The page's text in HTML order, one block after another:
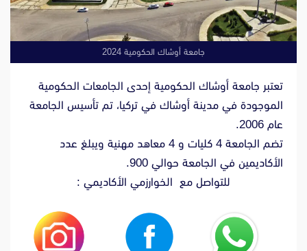
جامعة أوشاك الحكومية 2024
تعتبر جامعة أوشاك الحكومية إحدى الجامعات الحكومية
الموجودة في مدينة أوشاك في تركيا، تم تأسيس الجامعة
عام 2006.
تضم الجامعة 4 كليات و 4 معاهد مهنية ويبلغ عدد
الأكاديمين في الجامعة حوالي 900.
للتواصل مع الخوارزمي الأكاديمي :